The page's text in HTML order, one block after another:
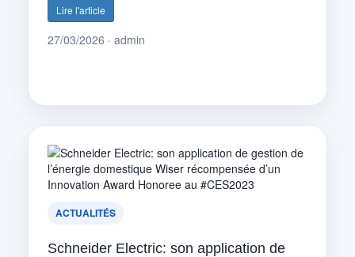
Lire l'article
27/03/2026 · admin
ACTUALITÉS
Schneider Electric: son application de